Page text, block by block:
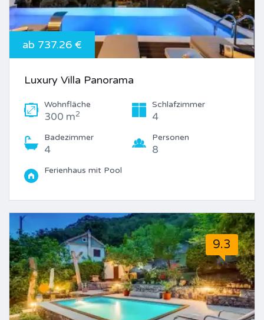
ab 737.26 €
Luxury Villa Panorama
Wohnfläche
300 m2
Schlafzimmer
4
Badezimmer
4
Personen
8
Ferienhaus mit Pool
9.3